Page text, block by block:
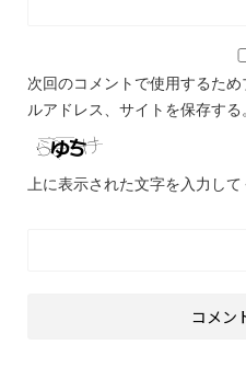
次回のコメントで使用するた
ルアドレス、サイトを保存する
上に表示された文字を入力して